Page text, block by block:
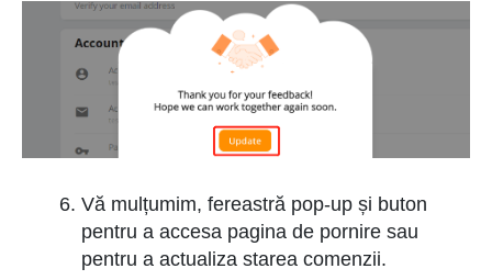
Vă mulțumim, fereastră pop-up și buton
pentru a accesa pagina de pornire sau
pentru a actualiza starea comenzii.